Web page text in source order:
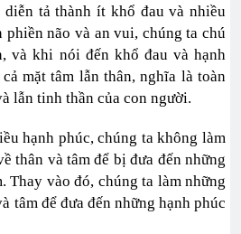
diễn tả thành ít khổ đau và nhiều
não và an vui, chúng ta chú
và khi nói đến khổ đau và hạnh
mặt tâm lẫn thân, nghĩa là toàn
lẫn tinh thần của con người.
hạnh phúc, chúng ta không làm
thân và tâm để bị đưa đến những
Thay vào đó, chúng ta làm những
tâm để đưa đến những hạnh phúc